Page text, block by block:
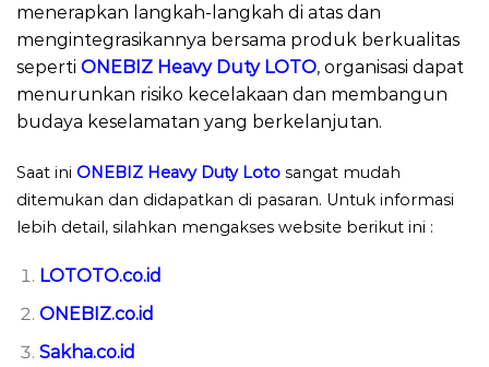
menerapkan langkah-langkah di atas dan
mengintegrasikannya bersama produk berkualitas
seperti ONEBIZ Heavy Duty LOTO, organisasi dapat
menurunkan risiko kecelakaan dan membangun
budaya keselamatan yang berkelanjutan.
Saat ini ONEBIZ Heavy Duty Loto sangat mudah
ditemukan dan didapatkan di pasaran. Untuk informasi
lebih detail, silahkan mengakses website berikut ini :
LOTOTO.co.id
ONEBIZ.co.id
Sakha.co.id